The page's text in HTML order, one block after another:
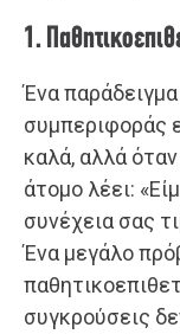
1.
Ένα
συμπεριφοράς
καλά, αλλά
άτομο λέει:
συνέχεια σας
Ένα μεγάλο
συγκρούσεις